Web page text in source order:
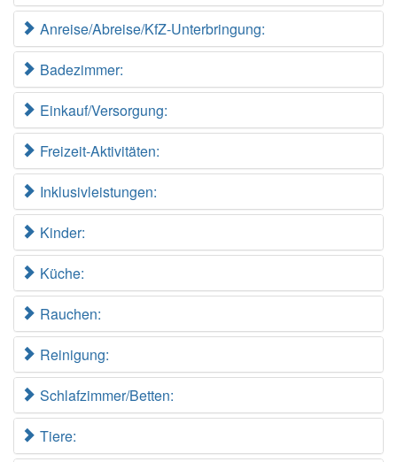
Anreise/Abreise/KfZ-Unterbringung:
Badezimmer:
Einkauf/Versorgung:
Freizeit-Aktivitäten:
Inklusivleistungen:
Kinder:
Küche:
Rauchen:
Reinigung:
Schlafzimmer/Betten:
Tiere: